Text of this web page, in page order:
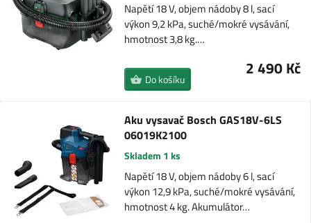
Napětí 18 V, objem nádoby 8 l, sací
výkon 9,2 kPa, suché/mokré vysávání,
hmotnost 3,8 kg.…
2 490 Kč
Do košíku
Aku vysavač Bosch GAS18V-6LS
06019K2100
Skladem 1 ks
Napětí 18 V, objem nádoby 6 l, sací
výkon 12,9 kPa, suché/mokré vysávání,
hmotnost 4 kg. Akumulátor…